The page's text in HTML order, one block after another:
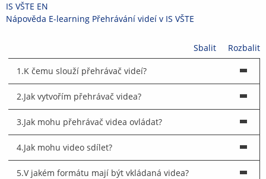
Přeskočit
na
Přeskočit
na
Přeskočit
na
Přeskočit
na
IS VŠTE EN
>
Nápověda >
E-learning >
Přehrávání videí v IS VŠTE
Sbalit Rozbalit
1.K čemu slouží přehrávač videí?
2.Jak vytvořím přehrávač videa?
3.Jak mohu přehrávač videa ovládat?
4.Jak mohu video sdílet?
5.V jakém formátu mají být vkládaná videa?